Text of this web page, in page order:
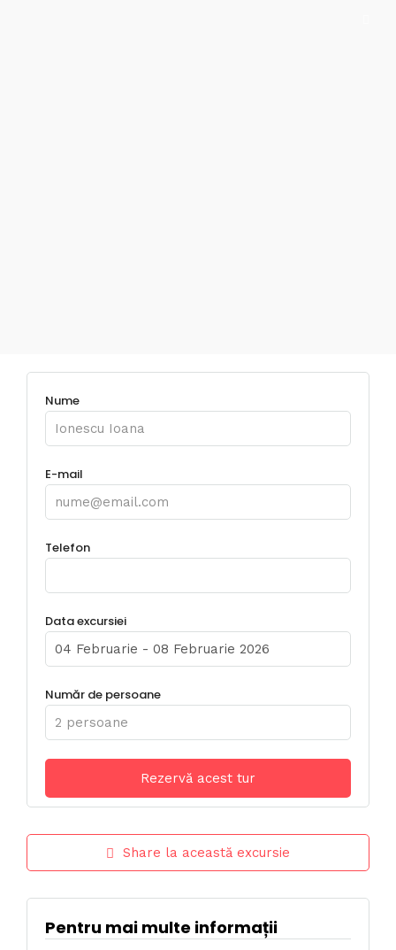
Nume
E-mail
Telefon
Data excursiei
Număr de persoane
Share la această excursie
Pentru mai multe informații